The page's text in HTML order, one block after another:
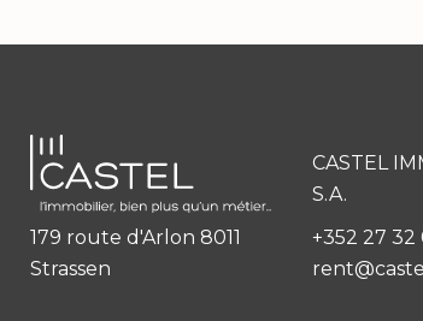
179 route d'Arlon 8011
Strassen
CASTEL
S.A.
+352 27 32